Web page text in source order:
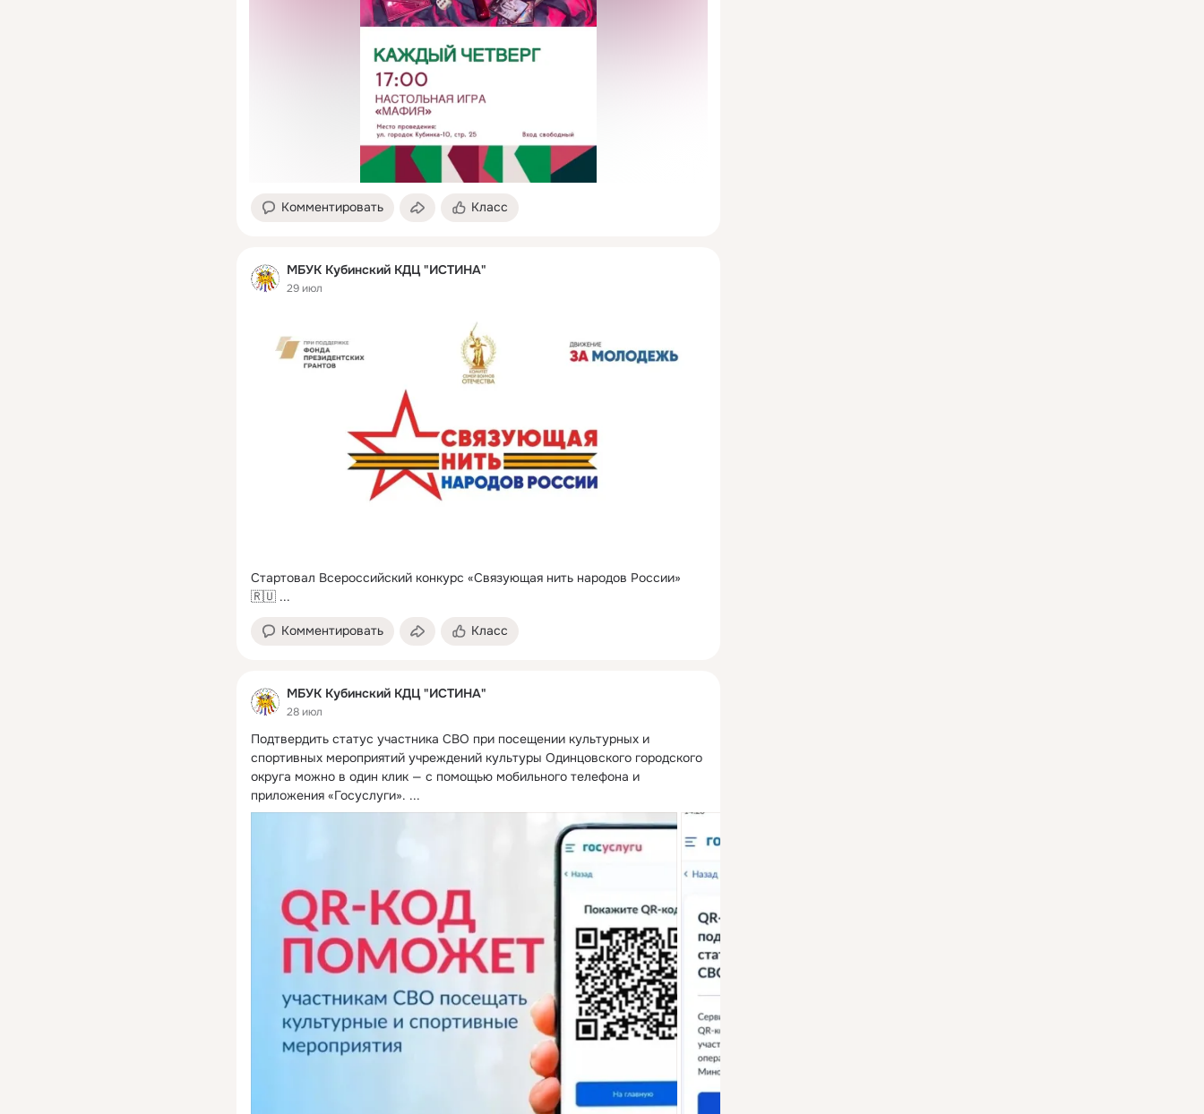
Комментировать Класс
МБУК Кубинский КДЦ "ИСТИНА"
29 июл
Стартовал Всероссийский конкурс «Связующая нить народов России»
🇷🇺 ...
Комментировать Класс
МБУК Кубинский КДЦ "ИСТИНА"
28 июл
Подтвердить статус участника СВО при посещении культурных и
спортивных мероприятий учреждений культуры Одинцовского городского
округа можно в один клик — с помощью мобильного телефона и
приложения «Госуслуги». ...